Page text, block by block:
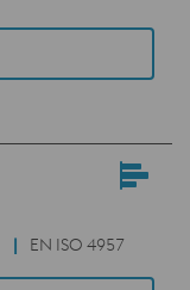
EN ISO 4957